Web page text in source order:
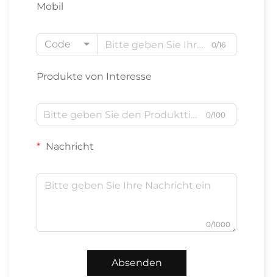
Mobil
Code 0/16
Produkte von Interesse
0/100
Nachricht
0/1000
Absenden